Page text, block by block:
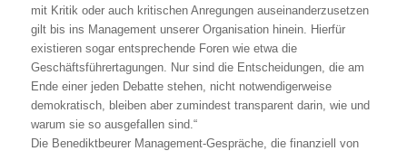
mit Kritik oder auch kritischen Anregungen auseinanderzusetzen
gilt bis ins Management unserer Organisation hinein. Hierfür
existieren sogar entsprechende Foren wie etwa die
Geschäftsführertagungen. Nur sind die Entscheidungen, die am
Ende einer jeden Debatte stehen, nicht notwendigerweise
demokratisch, bleiben aber zumindest transparent darin, wie und
warum sie so ausgefallen sind.“
Die Benediktbeurer Management-Gespräche, die finanziell von